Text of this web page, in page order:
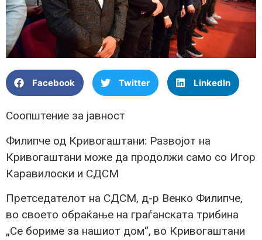
Facebook Twitter LinkedIn
Соопштение за јавност
Филипче од Кривогаштани: Развојот на
Кривогаштани може да продолжи само со Игор
Каравилоски и СДСМ
Претседателот на СДСМ, д-р Венко Филипче,
во своето обраќање на граѓанската трибина
„Се бориме за нашиот дом“, во Кривогаштани